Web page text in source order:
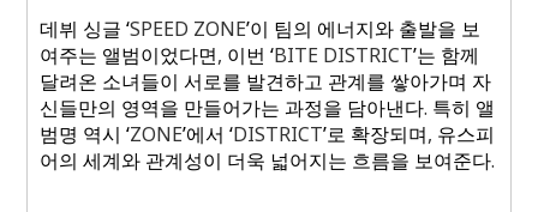
데뷔 싱글 ‘SPEED ZONE’이 팀의 에너지와 출발을 보
여주는 앨범이었다면, 이번 ‘BITE DISTRICT’는 함께
달려온 소녀들이 서로를 발견하고 관계를 쌓아가며 자
신들만의 영역을 만들어가는 과정을 담아낸다. 특히 앨
범명 역시 ‘ZONE’에서 ‘DISTRICT’로 확장되며, 유스피
어의 세계와 관계성이 더욱 넓어지는 흐름을 보여준다.